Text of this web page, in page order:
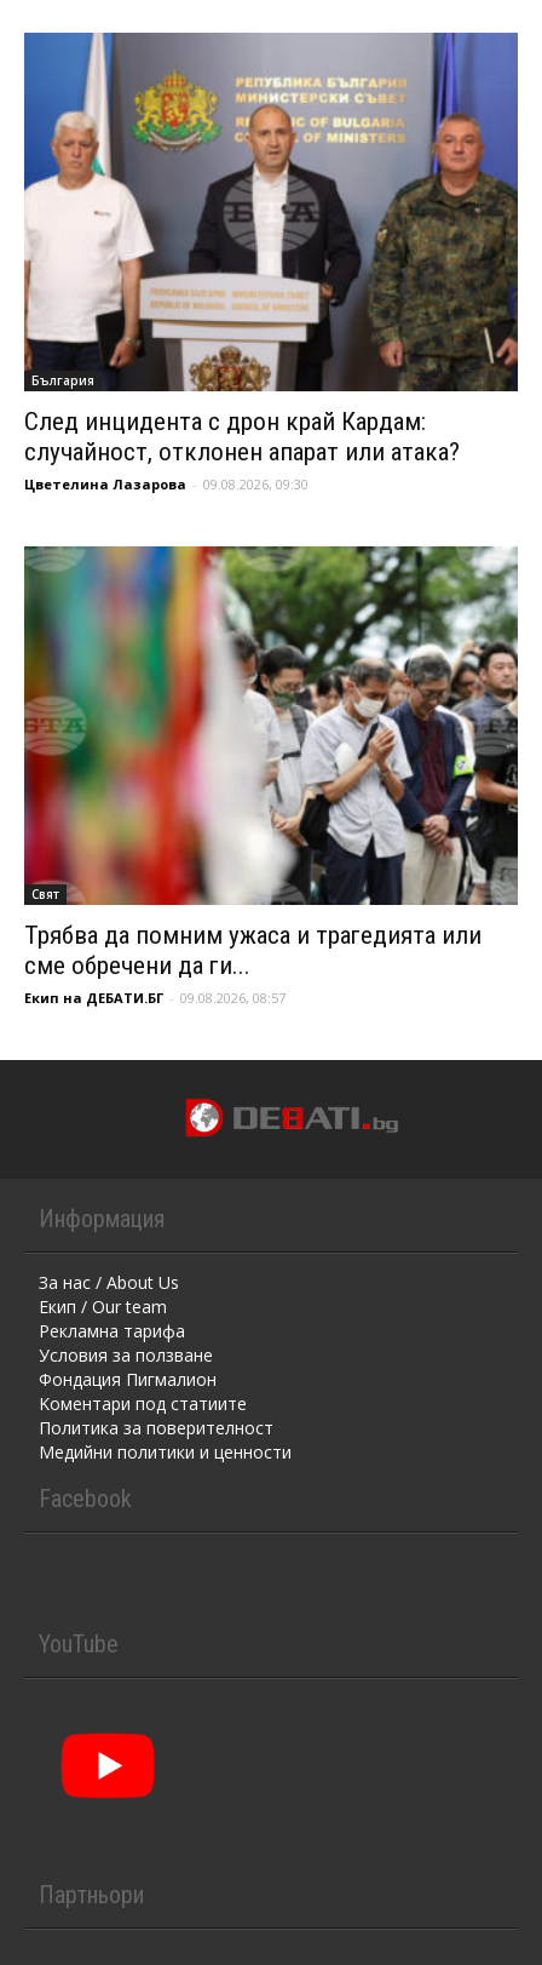
България
След инцидента с дрон край Кардам:
случайност, отклонен апарат или атака?
Цветелина Лазарова - 09.08.2026, 09:30
Свят
Трябва да помним ужаса и трагедията или
сме обречени да ги...
Екип на ДЕБАТИ.БГ - 09.08.2026, 08:57
Информация
За нас / About Us
Екип / Our team
Рекламна тарифа
Условия за ползване
Фондация Пигмалион
Kоментaри под статиите
Политика за поверителност
Медийни политики и ценности
Facebook
YouTube
Партньори